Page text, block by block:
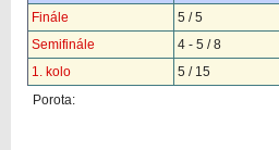
Finále
5 / 5
Semifinále
4 - 5 / 8
1. kolo
5 / 15
Porota: